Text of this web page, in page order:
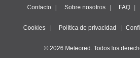
Contacto Sobre nosotros FAQ
Cookies Política de privacidad
© 2026 Meteored. Todos los